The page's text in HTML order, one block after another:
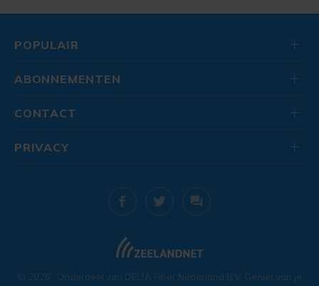
POPULAIR
ABONNEMENTEN
CONTACT
© 2026 . Onderdeel van DELTA Fiber Nederland B.V. Geniet van je
PRIVACY